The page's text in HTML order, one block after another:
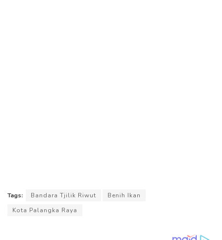
Tags: Bandara Tjilik Riwut
Benih Ikan
Kota Palangka Raya